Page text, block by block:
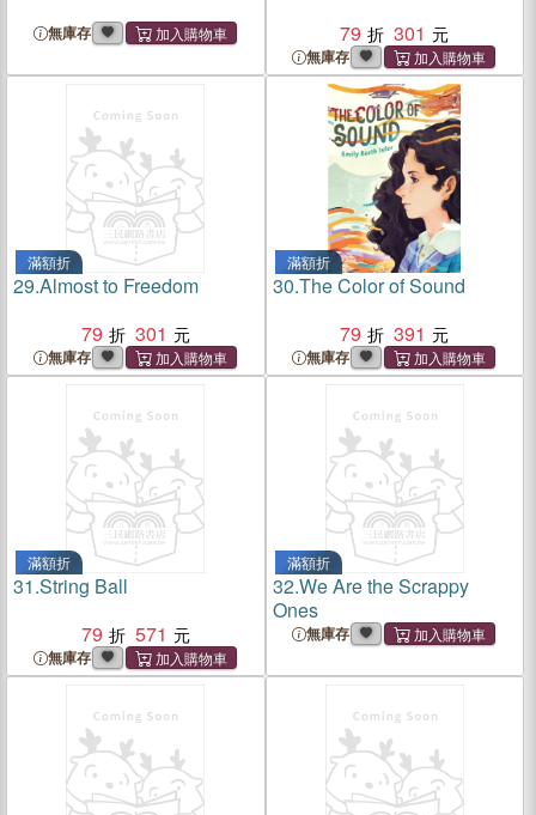
無庫存
79
301
無庫存
滿額折
29.Almost to Freedom
79
301
無庫存
滿額折
30.The Color of Sound
79
391
無庫存
滿額折
31.String Ball
79
571
無庫存
滿額折
32.We Are the Scrappy
Ones
無庫存